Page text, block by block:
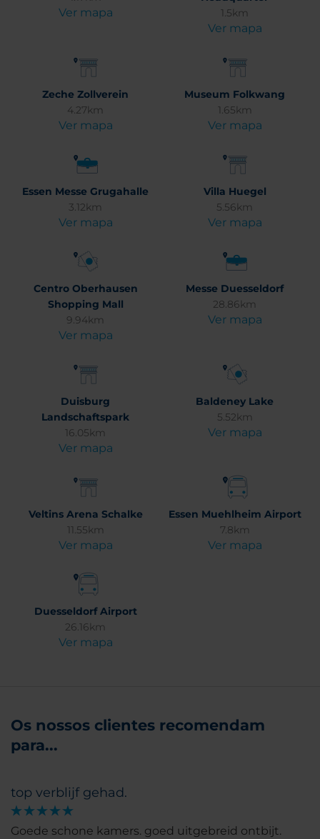
Ver mapa
1.5km
Ver mapa
Zeche Zollverein
4.27km
Ver mapa
Museum Folkwang
1.65km
Ver mapa
Essen Messe Grugahalle
3.12km
Ver mapa
Villa Huegel
5.56km
Ver mapa
Centro Oberhausen
Shopping Mall
9.94km
Ver mapa
Messe Duesseldorf
28.86km
Ver mapa
Duisburg
Landschaftspark
16.05km
Ver mapa
Baldeney Lake
5.52km
Ver mapa
Veltins Arena Schalke
11.55km
Ver mapa
Essen Muehlheim Airport
7.8km
Ver mapa
Duesseldorf Airport
26.16km
Ver mapa
Os nossos clientes recomendam
para...
top verblijf gehad.
Goede schone kamers. goed uitgebreid ontbijt.